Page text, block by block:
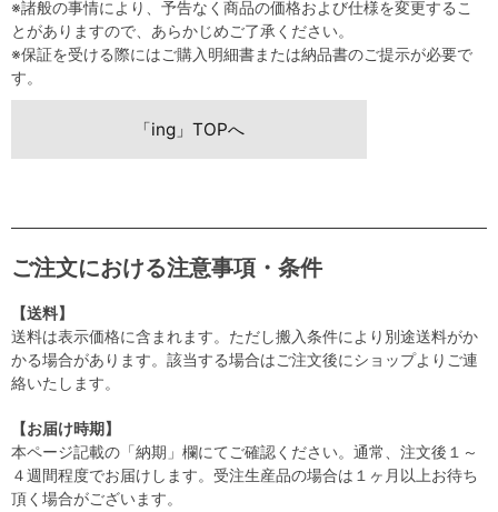
※諸般の事情により、予告なく商品の価格および仕様を変更するこ
とがありますので、あらかじめご了承ください。
※保証を受ける際にはご購入明細書または納品書のご提示が必要で
す。
「ing」TOPへ
ご注文における注意事項・条件
【送料】
送料は表示価格に含まれます。ただし搬入条件により別途送料がか
かる場合があります。該当する場合はご注文後にショップよりご連
絡いたします。
【お届け時期】
本ページ記載の「納期」欄にてご確認ください。通常、注文後１～
４週間程度でお届けします。受注生産品の場合は１ヶ月以上お待ち
頂く場合がございます。